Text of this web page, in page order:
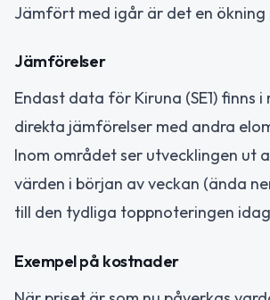
Jämfört med igår är det en ökning
Jämförelser
Endast data för Kiruna (SE1) finns
direkta jämförelser med andra
Inom området ser utvecklingen ut
värden i början av veckan (ända
till den tydliga toppnoteringen
Exempel på kostnader